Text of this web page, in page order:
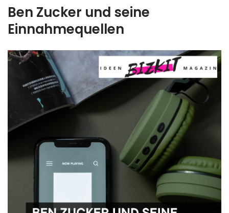
Ben Zucker und seine
Einnahmequellen